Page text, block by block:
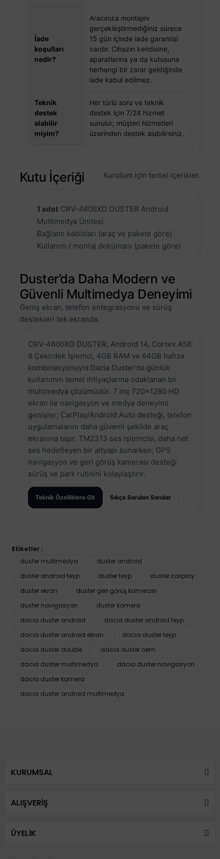
İade
koşulları
nedir?
Aracınıza montajını
gerçekleştirmediğiniz sürece
15 gün içinde iade garantisi
vardır. Cihazın kendisine,
aparatlarına ya da kutusuna
herhangi bir zarar geldiğinde
iade kabul edilmez.
Teknik
destek
alabilir
miyim?
Her türlü soru ve teknik
destek için 7/24 hizmet
sunulur; müşteri hizmetleri
üzerinden destek alabilirsiniz.
Kutu İçeriği Kurulum için temel içerikler.
1 adet CRV-4606XD DUSTER Android
Multimedya Ünitesi
Bağlantı kabloları (araç ve pakete göre)
Kullanım / montaj dokümanı (pakete göre)
Duster’da Daha Modern ve
Güvenli Multimedya Deneyimi
Geniş ekran, telefon entegrasyonu ve sürüş
destekleri tek ekranda.
CRV-4606XD DUSTER; Android 14, Cortex A58
8 Çekirdek İşlemci, 4GB RAM ve 64GB hafıza
kombinasyonuyla Dacia Duster’da günlük
kullanımın temel ihtiyaçlarına odaklanan bir
multimedya çözümüdür. 7 inç 720×1280 HD
ekran ile navigasyon ve medya deneyimi
genişler; CarPlay/Android Auto desteği, telefon
uygulamalarını daha güvenli şekilde araç
ekranına taşır. TM2313 ses işlemcisi, daha net
ses hedefleyen bir altyapı sunarken; GPS
navigasyon ve geri görüş kamerası desteği
sürüş ve park rutinini kolaylaştırır.
Teknik Özelliklere Git Sıkça Sorulan Sorular
Bu ürüne ilk yorumu siz yapın!
Yorum Yaz
Bu ürünün fiyat bilgisi, resim, ürün açıklamalarında ve diğer
kullanarak tarafımıza iletebilirsiniz.
Görüş ve önerileriniz için teşekkür ederiz.
Ürün fiyatı diğer sitelerden daha pahalı.
Bu ürüne benzer farklı alternatifler olmalı.
Etiketler :
duster multimedya
duster android
duster android teyp
duster teyp
duster carplay
duster ekran
duster geri görüş kamerası
duster navigasyon
duster kamera
dacia duster android
dacia duster android teyp
dacia duster android ekran
dacia duster teyp
dacia duster double
dacia duster oem
dacia duster multimedya
dacia duster navigasyon
dacia duster kamera
dacia duster android multimedya
KURUMSAL
ALIŞVERİŞ
ÜYELİK